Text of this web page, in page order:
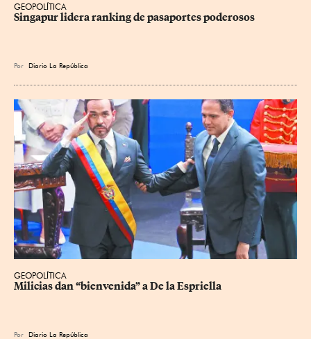
GEOPOLÍTICA
Singapur lidera ranking de pasaportes poderosos
Por Diario La República
GEOPOLÍTICA
Milicias dan “bienvenida” a De la Espriella
Por Diario La República